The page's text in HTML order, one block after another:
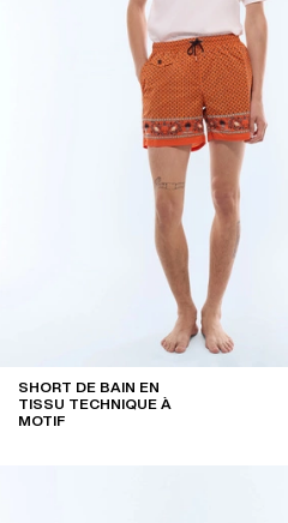
SHORT DE BAIN EN
TISSU TECHNIQUE À
MOTIF